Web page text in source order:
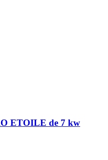
ETOILE de 7 kw